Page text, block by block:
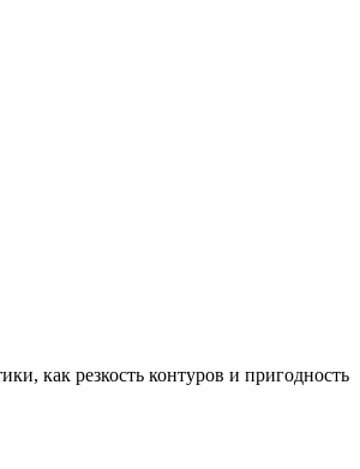
как резкость контуров и пригодность